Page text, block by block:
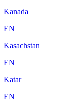
Kanada
EN
Kasachstan
EN
Katar
EN